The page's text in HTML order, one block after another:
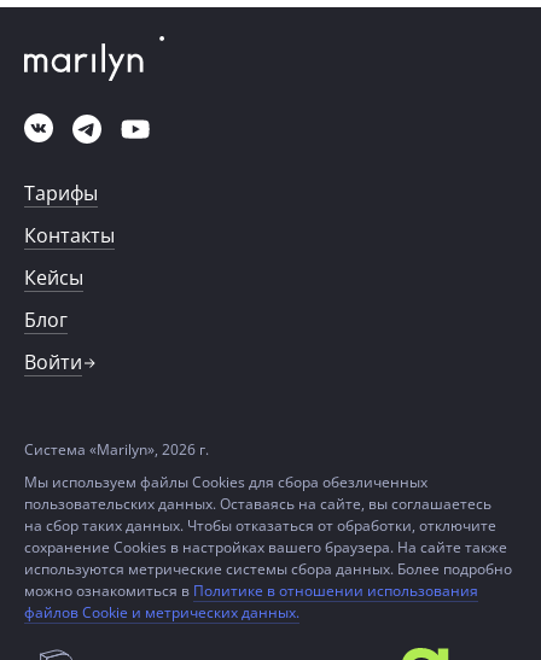
Тарифы
Контакты
Кейсы
Блог
Войти
Система «Marilyn», 2026 г.
Мы используем файлы Cookies для сбора обезличенных
пользовательских данных. Оставаясь на сайте, вы соглашаетесь
на сбор таких данных. Чтобы отказаться от обработки, отключите
сохранение Cookies в настройках вашего браузера. На сайте также
используются метрические системы сбора данных. Более подробно
можно ознакомиться в Политике в отношении использования
файлов Cookie и метрических данных.